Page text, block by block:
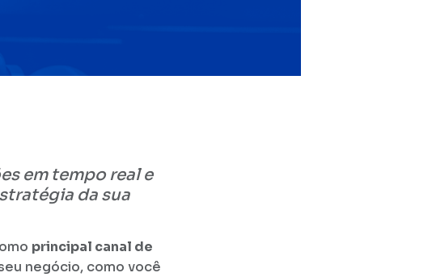
em tempo real e
da sua
principal canal de
negócio, como você